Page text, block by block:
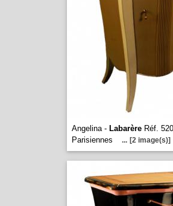
Angelina - LabarèreRéf.
Parisiennes
... [2 image(s)]